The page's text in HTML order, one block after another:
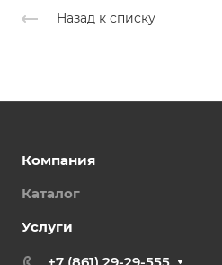
Назад к списку
Компания
Каталог
Услуги